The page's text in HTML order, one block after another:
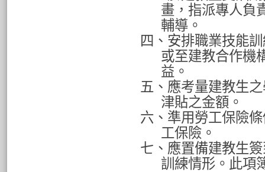
畫，指派專人負
輔導。
四、安排職業技能
或至建教合作機
益。
五、應考量建教生
津貼之金額。
六、準用勞工保險
工保險。
七、應置備建教生
訓練情形。此項